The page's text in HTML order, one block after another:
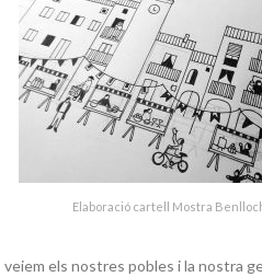
Elaboració cartell Mostra
veiem els nostres pobles i la nostra